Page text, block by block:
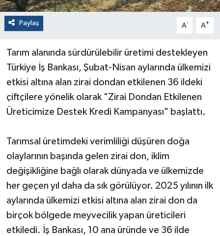
Paylaş A- A+
Tarım alanında sürdürülebilir üretimi destekleyen
Türkiye İş Bankası, Şubat-Nisan aylarında ülkemizi
etkisi altına alan zirai dondan etkilenen 36 ildeki
çiftçilere yönelik olarak "Zirai Dondan Etkilenen
Üreticimize Destek Kredi Kampanyası" başlattı.
Tarımsal üretimdeki verimliliği düşüren doğa
olaylarının başında gelen zirai don, iklim
değişikliğine bağlı olarak dünyada ve ülkemizde
her geçen yıl daha da sık görülüyor. 2025 yılının ilk
aylarında ülkemizi etkisi altına alan zirai don da
birçok bölgede meyvecilik yapan üreticileri
etkiledi. İş Bankası, 10 ana üründe ve 36 ilde